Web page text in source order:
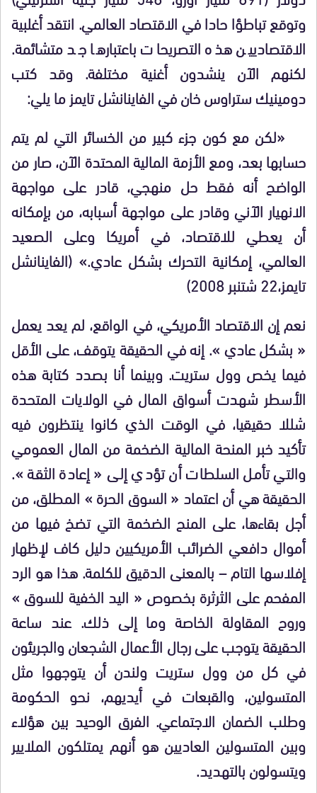
وتوقع تباطؤا حادا في الاقتصاد العالمي. انتقد أغلبية
الاقتصاديين هذه التصريحات باعتبارها جد متشائمة.
لكنهم الآن ينشدون أغنية مختلفة. وقد كتب
دومينيك ستراوس خان في الفاينانشل تايمز ما يلي:
«لكن مع كون جزء كبير من الخسائر التي لم يتم
حسابها بعد، ومع الأزمة المالية المحتدة الآن، صار من
الواضح أنه فقط حل منهجي، قادر على مواجهة
الانهيار الآني وقادر على مواجهة أسبابه، من بإمكانه
أن يعطي للاقتصاد، في أمريكا وعلى الصعيد
العالمي، إمكانية التحرك بشكل عادي.» (الفاينانشل
تايمز،22 شتنبر 2008)
نعم إن الاقتصاد الأمريكي، في الواقع، لم يعد يعمل
« بشكل عادي ». إنه في الحقيقة يتوقف، على الأقل
فيما يخص وول ستريت. وبينما أنا بصدد كتابة هذه
الأسطر شهدت أسواق المال في الولايات المتحدة
شللا حقيقيا، في الوقت الذي كانوا ينتظرون فيه
تأكيد خبر المنحة المالية الضخمة من المال العمومي
والتي تأمل السلطات أن تؤدي إلى « إعادة الثقة ».
الحقيقة هي أن اعتماد « السوق الحرة » المطلق، من
أجل بقاءها، على المنح الضخمة التي تضخ فيها من
أموال دافعي الضرائب الأمريكيين دليل كاف لإظهار
إفلاسها التام – بالمعنى الدقيق للكلمة. هذا هو الرد
المفحم على الثرثرة بخصوص « اليد الخفية للسوق »
وروح المقاولة الخاصة وما إلى ذلك. عند ساعة
الحقيقة يتوجب على رجال الأعمال الشجعان والجريئون
في كل من وول ستريت ولندن أن يتوجهوا مثل
المتسولين، والقبعات في أيديهم، نحو الحكومة
وطلب الضمان الاجتماعي. الفرق الوحيد بين هؤلاء
وبين المتسولين العاديين هو أنهم يمتلكون الملايير
ويتسولون بالتهديد.